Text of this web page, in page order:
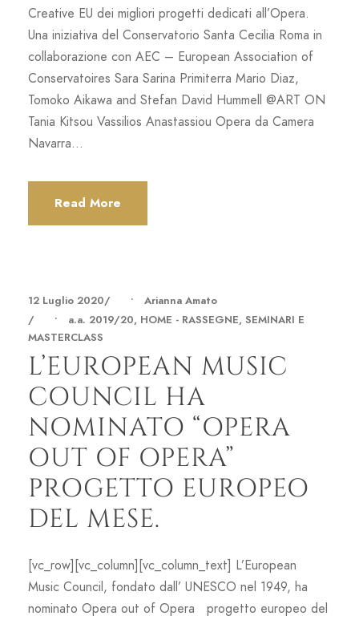
Creative EU dei migliori progetti dedicati all’Opera.
Una iniziativa del Conservatorio Santa Cecilia Roma in
collaborazione con AEC – European Association of
Conservatoires Sara Sarina Primiterra Mario Diaz,
Tomoko Aikawa and Stefan David Hummell @ART ON
Tania Kitsou Vassilios Anastassiou Opera da Camera
Navarra...
Read More
12 Luglio 2020 •
Arianna Amato
•
a.a. 2019/20, HOME - RASSEGNE, SEMINARI E
MASTERCLASS
L’EUROPEAN MUSIC
COUNCIL HA
NOMINATO “OPERA
OUT OF OPERA”
PROGETTO EUROPEO
DEL MESE.
[vc_row][vc_column][vc_column_text] L’European
Music Council, fondato dall’ UNESCO nel 1949, ha
nominato Opera out of Opera progetto europeo del